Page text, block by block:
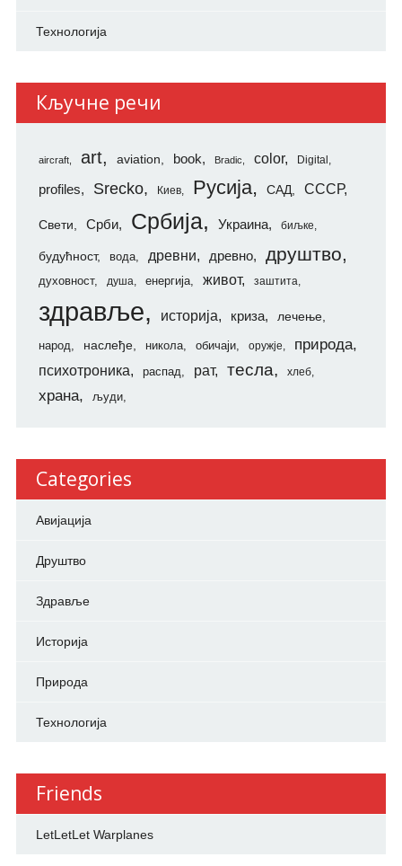
Технологија
Кључне речи
aircraft art aviation book Bradic color Digital
profiles Srecko Киев Русија САД СССР
Свети Срби Србија Украина биљке
будућност вода древни древно друштво
духовност душа енергија живот заштита
здравље историја криза лечење
народ наслеђе никола обичаји оружје природа
психотроника распад рат тесла хлеб
храна људи
Categories
Авијација
Друштво
Здравље
Историја
Природа
Технологија
Friends
LetLetLet Warplanes